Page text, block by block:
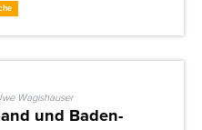
Wagishauser
und Baden-